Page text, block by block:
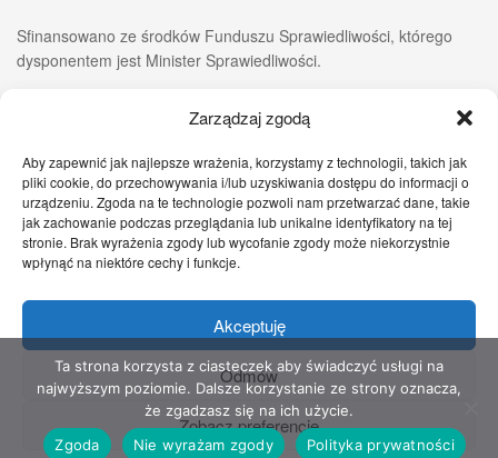
Zarządzaj zgodą
Aby zapewnić jak najlepsze wrażenia, korzystamy z technologii, takich jak
pliki cookie, do przechowywania i/lub uzyskiwania dostępu do informacji o
urządzeniu. Zgoda na te technologie pozwoli nam przetwarzać dane, takie
jak zachowanie podczas przeglądania lub unikalne identyfikatory na tej
stronie. Brak wyrażenia zgody lub wycofanie zgody może niekorzystnie
wpłynąć na niektóre cechy i funkcje.
Akceptuję
Odmów
Zobacz preferencje
Sfinansowano ze środków Funduszu Sprawiedliwości, którego
dysponentem jest Minister Sprawiedliwości.
Zgłoś nam! Szczecińskie Wiadomości Sport
Zdrowie
Prawo
Pomoc Prawna Kontakt
Copyright © 2022 Stowarzyszenie Przyjaciół Zdrowia - Wszelkie prawa
zastrzeżone
Ta strona korzysta z ciasteczek aby świadczyć usługi na
najwyższym poziomie. Dalsze korzystanie ze strony oznacza,
że zgadzasz się na ich użycie.
Zgoda
Nie wyrażam zgody Polityka prywatności